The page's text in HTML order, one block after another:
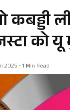
कबड्डी
को यू
2025 • 1 Min Read